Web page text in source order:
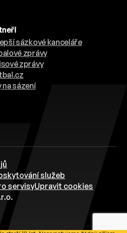
sázkové kanceláře
zprávy
zprávy
na sázení
služeb
servisyUpravit cookies